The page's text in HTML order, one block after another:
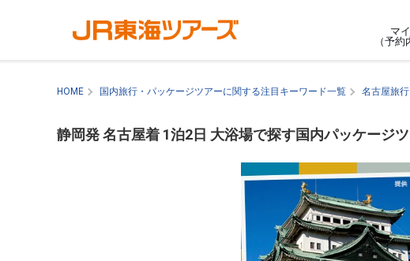
マ
（予約
HOME 国内旅行・パッケージツアーに関する注目キーワード一覧 名古屋旅
静岡発 名古屋着 1泊2日 大浴場で探す国内パッケージ